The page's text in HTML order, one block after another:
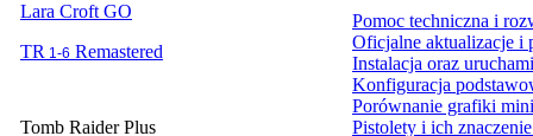
Lara Croft GO
TR 1-6 Remastered
Tomb Raider Plus
Pomoc techniczna i
Oficjalne aktualizacje i
Instalacja oraz
Konfiguracja
Porównanie grafiki
Pistolety i ich